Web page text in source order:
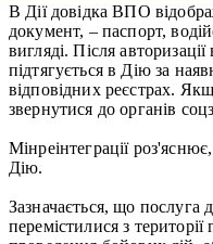
В Дії довідка ВПО
документ, – паспорт,
вигляді. Після
підтягується в Дію за
відповідних реєстрах.
звернутися до органів
Мінреінтеграції
Дію.
Зазначається, що послуга
перемістилися з